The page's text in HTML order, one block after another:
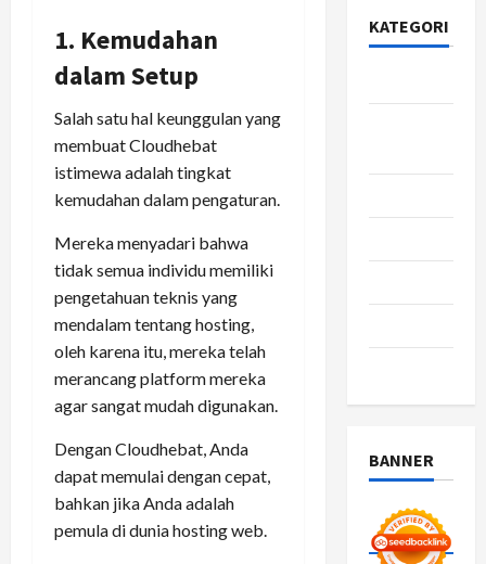
1. Kemudahan
dalam Setup
Salah satu hal keunggulan yang
membuat Cloudhebat
istimewa adalah tingkat
kemudahan dalam pengaturan.
Mereka menyadari bahwa
tidak semua individu memiliki
pengetahuan teknis yang
mendalam tentang hosting,
oleh karena itu, mereka telah
merancang platform mereka
agar sangat mudah digunakan.
Dengan Cloudhebat, Anda
dapat memulai dengan cepat,
bahkan jika Anda adalah
pemula di dunia hosting web.
KATEGORI
BANNER